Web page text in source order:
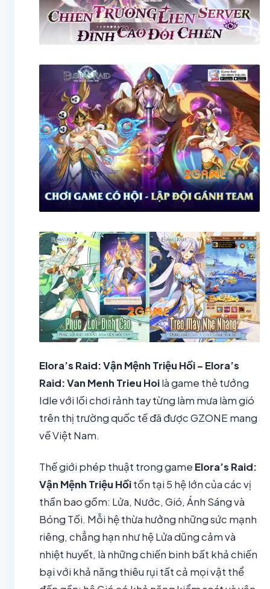
Elora’s Raid: Vận Mệnh Triệu Hồi – Elora’s
Raid: Van Menh Trieu Hoilà game thẻ tướng
Idle với lối chơi rảnh tay từng làm mưa làm gió
trên thị trường quốc tế đã được GZONE mang
về Việt Nam.
Thế giới phép thuật trong game Elora’s Raid:
Vận Mệnh Triệu Hồitồn tại 5 hệ lớn của các vị
thần bao gồm: Lửa, Nước, Gió, Ánh Sáng và
Bóng Tối. Mỗi hệ thừa hưởng những sức mạnh
riêng, chẳng hạn như hệ Lửa dũng cảm và
nhiệt huyết, là những chiến binh bất khả chiến
bại với khả năng thiêu rụi tất cả mọi vật thể